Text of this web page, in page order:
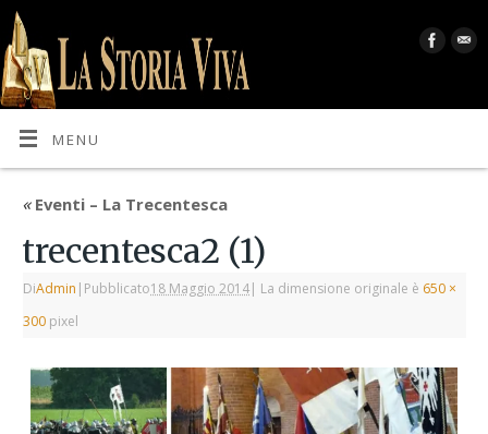
MENU
«Eventi – La Trecentesca
trecentesca2 (1)
DiAdmin | Pubblicato18 Maggio 2014| La dimensione originale è 650 ×
300 pixel